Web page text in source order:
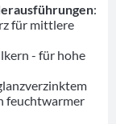
:
für mittlere
- für hohe
feuchtwarmer